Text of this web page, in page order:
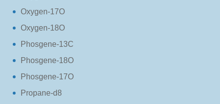
Oxygen-17O
Oxygen-18O
Phosgene-13C
Phosgene-18O
Phosgene-17O
Propane-d8